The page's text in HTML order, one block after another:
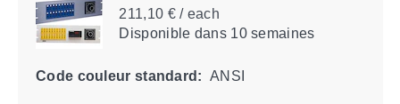
211,10 € / each
Disponibledans 10 semaines
Code couleur standard: ANSI